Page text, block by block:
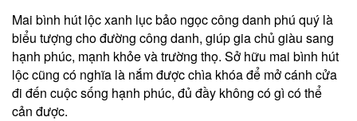
Mai bình hút lộc xanh lục bảo ngọc công danh phú quý là
biểu tượng cho đường công danh, giúp gia chủ giàu sang
hạnh phúc, mạnh khỏe và trường thọ. Sở hữu mai bình hút
lộc cũng có nghĩa là nắm được chìa khóa để mở cánh cửa
đi đến cuộc sống hạnh phúc, đủ đầy không có gì có thể
cản được.